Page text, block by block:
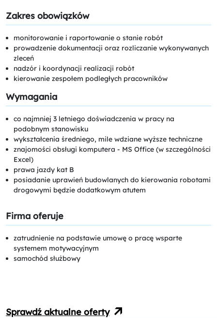
Zakres obowiązków
monitorowanie i raportowanie o stanie robót
prowadzenie dokumentacji oraz rozliczanie wykonywanych
zleceń
nadzór i koordynacji realizacji robót
kierowanie zespołem podległych pracowników
Wymagania
co najmniej 3 letniego doświadczenia w pracy na
podobnym stanowisku
wykształcenia średniego, mile wdziane wyższe techniczne
znajomości obsługi komputera - MS Office (w szczególności
Excel)
prawa jazdy kat B
posiadanie uprawień budowlanych do kierowania robotami
drogowymi będzie dodatkowym atutem
Firma oferuje
zatrudnienie na podstawie umowę o pracę wsparte
systemem motywacyjnym
samochód służbowy
Sprawdź aktualne oferty